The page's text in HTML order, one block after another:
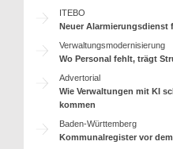
ITEBO
Neuer Alarmierungsdienst
Verwaltungsmodernisierung
Wo Personal fehlt, trägt
Advertorial
Wie Verwaltungen mit KI
kommen
Baden-Württemberg
Kommunalregister vor